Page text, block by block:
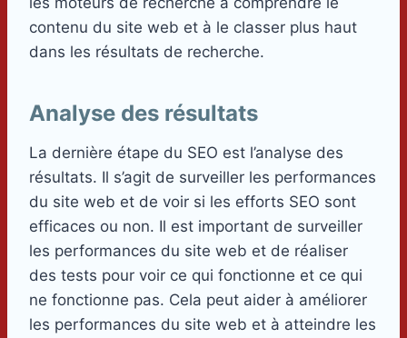
contenu du site web et à le classer plus haut
dans les résultats de recherche.
Analyse des résultats
La dernière étape du SEO est l’analyse des
résultats. Il s’agit de surveiller les performances
du site web et de voir si les efforts SEO sont
efficaces ou non. Il est important de surveiller
les performances du site web et de réaliser
des tests pour voir ce qui fonctionne et ce qui
ne fonctionne pas. Cela peut aider à améliorer
les performances du site web et à atteindre les